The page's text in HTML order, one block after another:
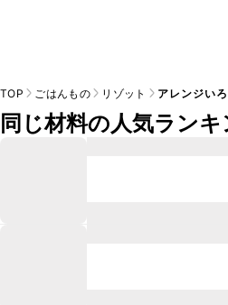
TOP ごはんもの リゾット アレンジい
同じ材料の人気ラン